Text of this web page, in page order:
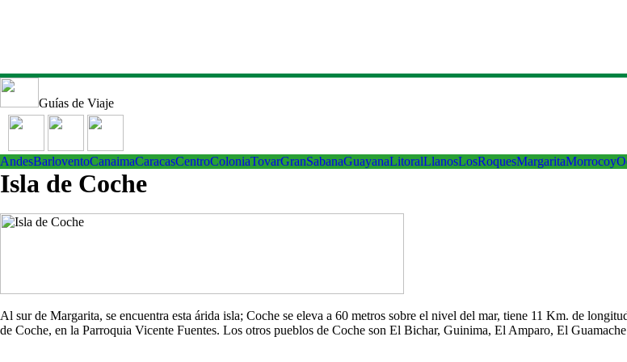
Guías de Viaje
AndesBarloventoCanaimaCaracasCentroColoniaTovarGranSabanaGuayanaLitoralLlanosLosRoquesMargaritaMorrocoy
Isla de Coche
Al sur de Margarita, se encuentra esta árida isla; Coche se eleva a 60 metros sobre el nivel del mar, tiene 11 Km. de
de Coche, en la Parroquia Vicente Fuentes. Los otros pueblos de Coche son El Bichar, Guinima, El Amparo, El